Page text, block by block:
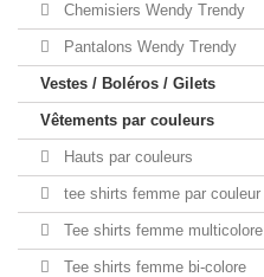
Chemisiers Wendy Trendy
Pantalons Wendy Trendy
Vestes / Boléros / Gilets
Vêtements par couleurs
Hauts par couleurs
tee shirts femme par couleur
Tee shirts femme multicolore
Tee shirts femme bi-colore